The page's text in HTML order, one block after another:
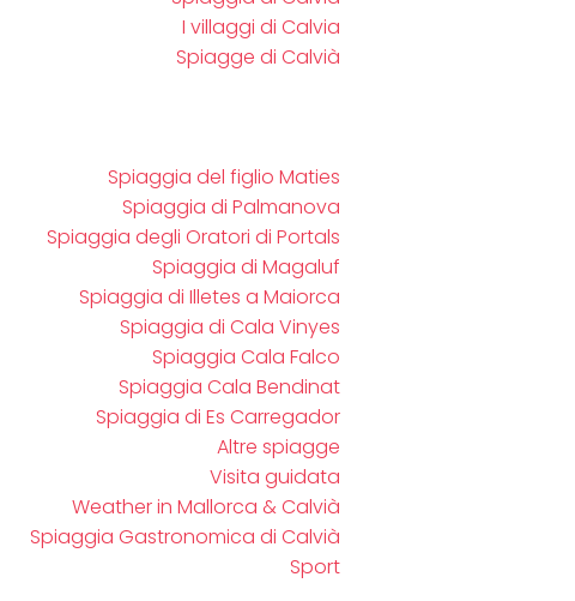
I villaggi di Calvia
Spiagge di Calvià
Spiaggia del figlio Maties
Spiaggia di Palmanova
Spiaggia degli Oratori di Portals
Spiaggia di Magaluf
Spiaggia di Illetes a Maiorca
Spiaggia di Cala Vinyes
Spiaggia Cala Falco
Spiaggia Cala Bendinat
Spiaggia di Es Carregador
Altre spiagge
Visita guidata
Weather in Mallorca & Calvià
Spiaggia Gastronomica di Calvià
Sport